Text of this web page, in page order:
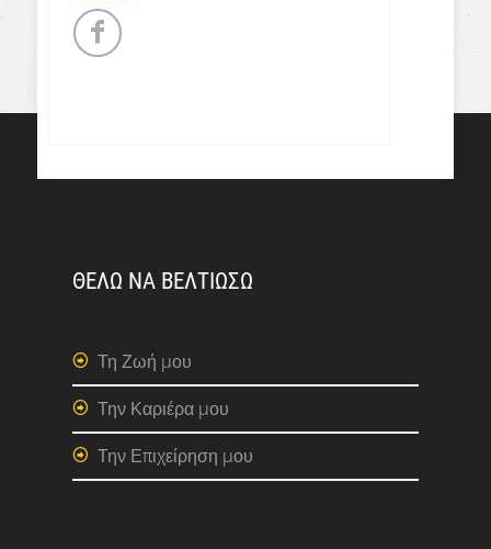
ΘΕΛΩ ΝΑ ΒΕΛΤΙΩΣΩ
Τη Ζωή μου
Την Καριέρα μου
Την Επιχείρηση μου